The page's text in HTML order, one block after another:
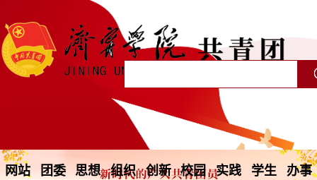
网站
团委
思想
组织
创新
校园
实践
学生
办事